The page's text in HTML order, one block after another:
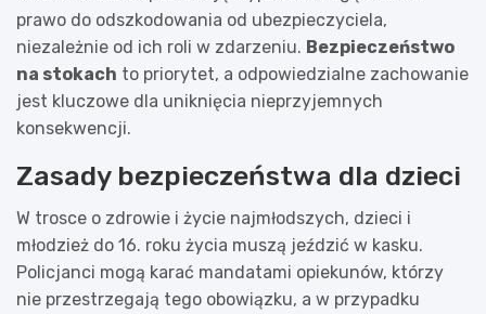
prawo do odszkodowania od ubezpieczyciela,
niezależnie od ich roli w zdarzeniu. Bezpieczeństwo
na stokach to priorytet, a odpowiedzialne zachowanie
jest kluczowe dla uniknięcia nieprzyjemnych
konsekwencji.
Zasady bezpieczeństwa dla dzieci
W trosce o zdrowie i życie najmłodszych, dzieci i
młodzież do 16. roku życia muszą jeździć w kasku.
Policjanci mogą karać mandatami opiekunów, którzy
nie przestrzegają tego obowiązku, a w przypadku